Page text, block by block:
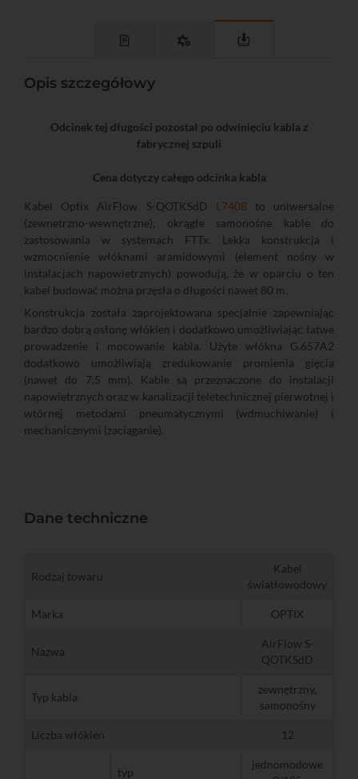
Opis szczegółowy
Odcinek tej długości pozostał po odwinięciu kabla z
fabrycznej szpuli
Cena dotyczy całego odcinka kabla
Kabel Optix AirFlow S-QOTKSdD L7408 to uniwersalne
(zewnetrzno-wewnętrzne), okrągłe samonośne kable do
zastosowania w systemach FTTx. Lekka konstrukcja i
wzmocnienie włóknami aramidowymi (element nośny w
instalacjach napowietrznych) powodują, że w oparciu o ten
kabel budować można przęsła o długości nawet 80 m.
Konstrukcja została zaprojektowana specjalnie zapewniając
bardzo dobrą osłonę włókien i dodatkowo umożliwiając łatwe
prowadzenie i mocowanie kabla. Użyte włókna G.657A2
dodatkowo umożliwiają zredukowanie promienia gięcia
(nawet do 7,5 mm). Kable są przeznaczone do instalacji
napowietrznych oraz w kanalizacji teletechnicznej pierwotnej i
wtórnej metodami pneumatycznymi (wdmuchiwanie) i
mechanicznymi (zaciąganie).
Dane techniczne
Rodzaj towaru
Kabel
światłowodowy
Marka OPTIX
Nazwa
AirFlow S-
QOTKSdD
Typ kabla
zewnętrzny,
samonośny
Liczba włókien 12
typ
jednomodowe